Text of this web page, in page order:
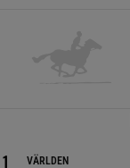
VÄRLDEN